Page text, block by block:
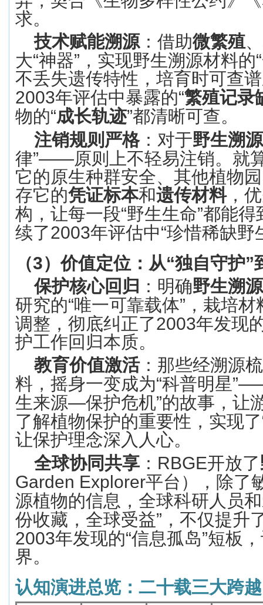
求。
技术赋能溯源：借助微繁殖、
大“神器” ，实现野生溯源材料的“
不丢失遗传特性，培育时可查
2003年评估中暴露的“繁殖记录
物的“成长轨迹”都清晰可查。
注销规则严格：对于野生溯
律”——原则上不轻易注销。就
它的原生种群安全、其他植物
存它的凭证标本和遗传材料，
构，让每一段“野生生命”都能得
续了2003年评估中“珍惜稀缺野
（3）价值定位：从“独自守护”
保护核心回归 ：明确野生溯
研究的“唯一可靠载体” ，栽培
调整，彻底纠正了2003年发现
护工作回归本质。
教育价值激活：那些经溯源
料，摇身一变成为“科普明星
生来源—保护危机”的故事，让
了解植物保护的重要性，实现了
让保护理念深入人心。
全球协同共享 ： RBGE开放了
Garden Explorer平台），除了
源植物的信息，全球科研人员
份收藏，全球受益” ，不仅提升
2003年发现的“信息孤岛”短板
界。
认知演进总览：二十载三大跨